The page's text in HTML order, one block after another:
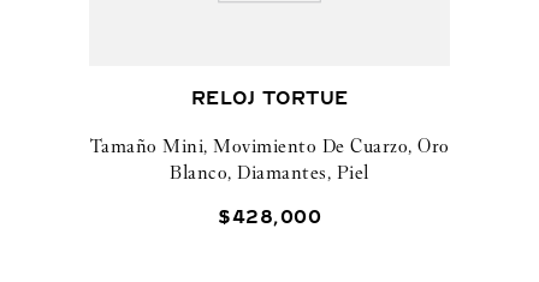
RELOJ TORTUE
Tamaño Mini, Movimiento De Cuarzo, Oro
Blanco, Diamantes, Piel
$428,000